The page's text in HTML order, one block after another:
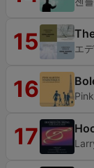
15 エ
16
17